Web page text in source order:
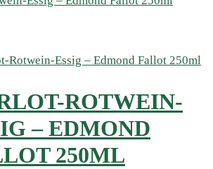
ROTWEIN-
– EDMOND
250ML